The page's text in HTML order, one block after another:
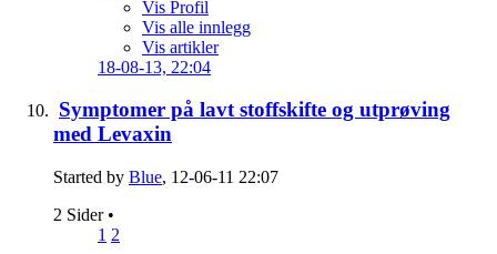
Vis Profil
Vis alle innlegg
Vis artikler
18-08-13, 22:04
Symptomer på lavt stoffskifte og utprøving
med Levaxin
Started by Blue, 12-06-11 22:07
2 Sider •
1 2